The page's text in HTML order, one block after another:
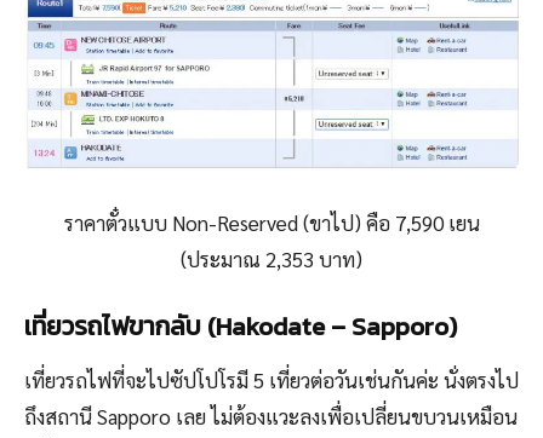
ราคาตั๋วแบบ Non-Reserved (ขาไป) คือ 7,590 เยน
(ประมาณ 2,353 บาท)
เที่ยวรถไฟขากลับ (Hakodate – Sapporo)
เที่ยวรถไฟที่จะไปซัปโปโรมี 5 เที่ยวต่อวันเช่นกันค่ะ นั่งตรงไป
ถึงสถานี Sapporo เลย ไม่ต้องแวะลงเพื่อเปลี่ยนขบวนเหมือน